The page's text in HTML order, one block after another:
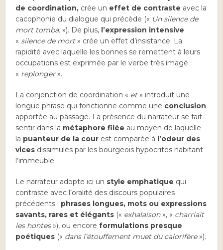
de coordination, crée un effet de contraste avec la
cacophonie du dialogue qui précède (« Un silence de
mort tomba. »). De plus, l’expression intensive
« silence de mort» crée un effet d’insistance. La
rapidité avec laquelle les bonnes se remettent à leurs
occupations est exprimée par le verbe très imagé
« replonger».
La conjonction de coordination « et» introduit une
longue phrase qui fonctionne comme une conclusion
apportée au passage. La présence du narrateur se fait
sentir dans la métaphore filée au moyen de laquelle
la puanteur de la cour est comparée à l’odeur des
vices dissimulés par les bourgeois hypocrites habitant
l’immeuble.
Le narrateur adopte ici un style emphatique qui
contraste avec l’oralité des discours populaires
précédents : phrases longues, mots ou expressions
savants, rares et élégants (« exhalaison», « charriait
les hontes»), ou encoreformulations presque
poétiques (« dans l’étouffement muet du calorifère»).